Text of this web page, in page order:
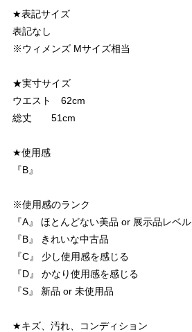
★表記サイズ
表記なし
※ウィメンズ Mサイズ相当
★実寸サイズ
ウエスト 62cm
総丈 51cm
★使用感
『B』
※使用感のランク
『A』 ほとんどない美品 or 展示品レベル
『B』 きれいな中古品
『C』 少し使用感を感じる
『D』 かなり使用感を感じる
『S』 新品 or 未使用品
★キズ、汚れ、コンディション